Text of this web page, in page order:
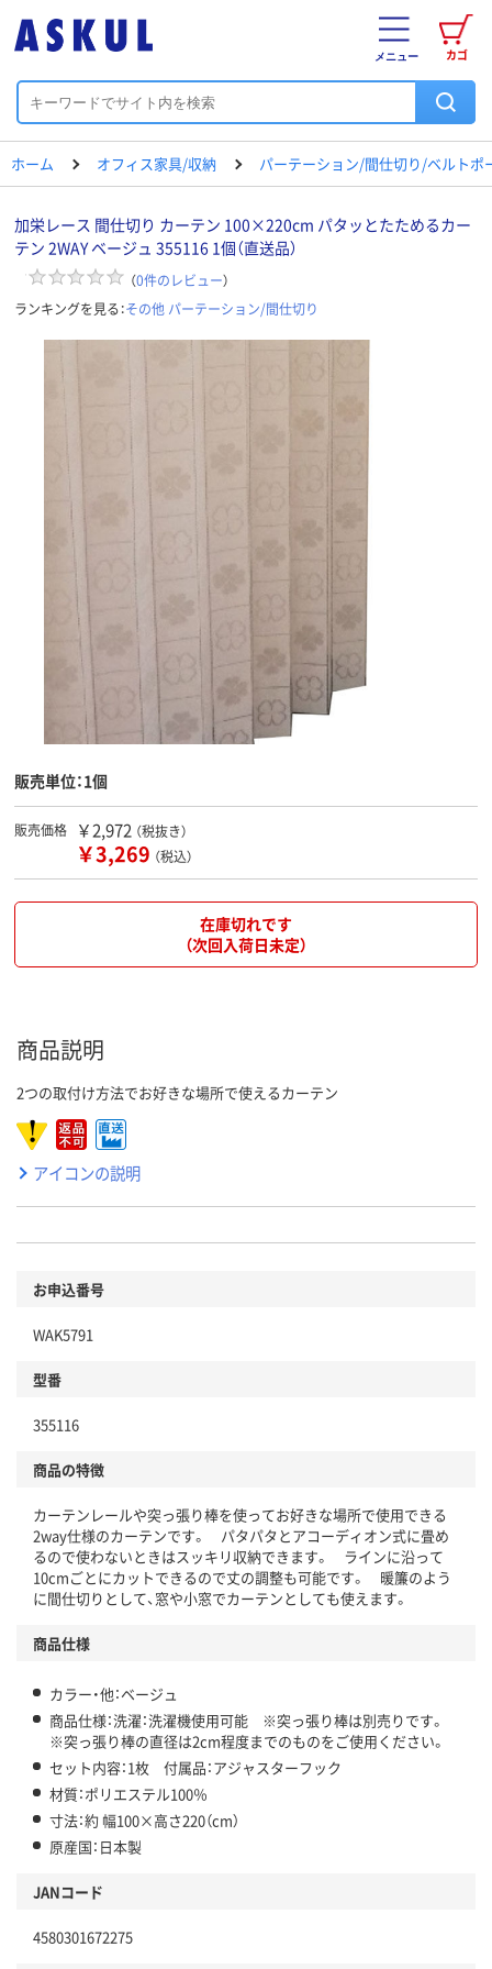
カゴ
メニュー
ホーム オフィス家具/収納 パーテーション/間仕切り/ベルトポ
加栄レース 間仕切り カーテン 100×220cm パタッとたためるカー
テン 2WAY ベージュ 355116 1個（直送品）
（0件のレビュー）
ランキングを見る：その他 パーテーション/間仕切り
販売単位：1個
販売価格 ￥2,972 （税抜き）
￥3,269 （税込）
在庫切れです
（次回入荷日未定）
商品説明
2つの取付け方法でお好きな場所で使えるカーテン
アイコンの説明
お申込番号
WAK5791
型番
355116
商品の特徴
カーテンレールや突っ張り棒を使ってお好きな場所で使用できる
2way仕様のカーテンです。 パタパタとアコーディオン式に畳め
るので使わないときはスッキリ収納できます。 ラインに沿って
10cmごとにカットできるので丈の調整も可能です。 暖簾のよう
に間仕切りとして、窓や小窓でカーテンとしても使えます。
商品仕様
カラー・他：ベージュ
商品仕様：洗濯：洗濯機使用可能 ※突っ張り棒は別売りです。
※突っ張り棒の直径は2cm程度までのものをご使用ください。
セット内容：1枚 付属品：アジャスターフック
材質：ポリエステル100％
寸法：約 幅100×高さ220（cm）
原産国：日本製
JANコード
4580301672275